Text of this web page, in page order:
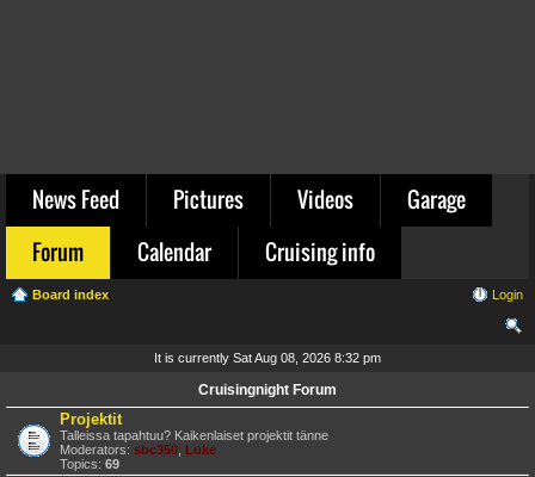
News Feed Pictures Videos
Garage
Forum
Calendar Cruising info
Board index Login
It is currently Sat Aug 08, 2026 8:32 pm
Cruisingnight Forum
Projektit
Talleissa tapahtuu? Kaikenlaiset projektit tänne
Moderators: sbc350 Luke
Topics: 69